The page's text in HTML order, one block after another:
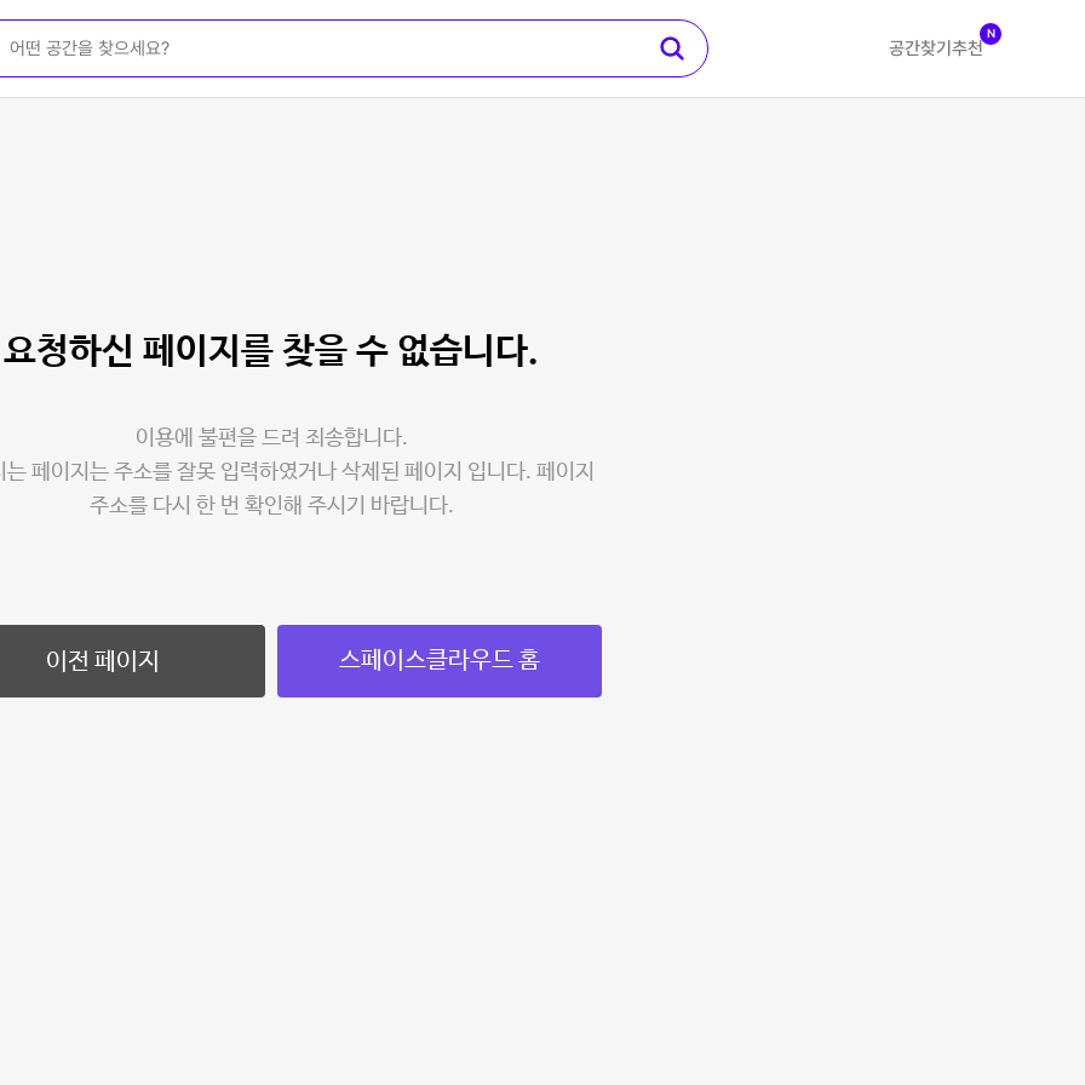
공간찾기 추천
N
요청하신 페이지를 찾을 수 없습니다.
이용에 불편을 드려 죄송합니다.
는 페이지는 주소를 잘못 입력하였거나 삭제된 페이지 입니다. 페이지
주소를 다시 한 번 확인해 주시기 바랍니다.
이전 페이지 스페이스클라우드 홈